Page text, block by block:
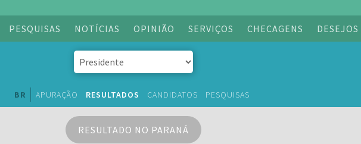
PESQUISAS NOTÍCIAS OPINIÃO SERVIÇOS CHECAGENS DESEJOS
BR APURAÇÃO RESULTADOS CANDIDATOS PESQUISAS
RESULTADO NO PARANÁ